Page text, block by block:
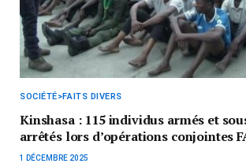
SOCIÉTÉ>FAITS DIVERS
Kinshasa : 115 individus armés et
arrêtés lors d’opérations conjointes
1 DÉCEMBRE 2025